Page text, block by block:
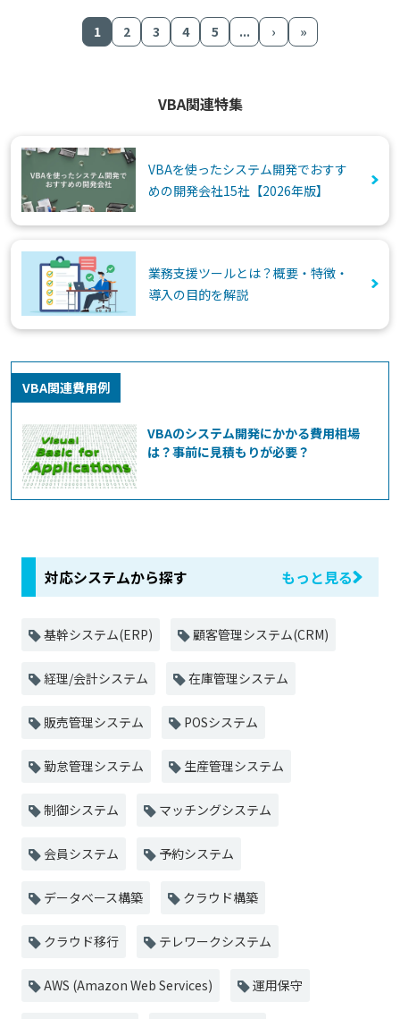
1 2 3 4 5 ... › »
VBA関連特集
VBAを使ったシステム開発でおすす
めの開発会社15社【2026年版】
業務支援ツールとは？概要・特徴・
導入の目的を解説
VBA関連費用例
VBAのシステム開発にかかる費用相場
は？事前に見積もりが必要？
対応システムから探す もっと見る
基幹システム(ERP) 顧客管理システム(CRM)
経理/会計システム 在庫管理システム
販売管理システム POSシステム
勤怠管理システム 生産管理システム
制御システム マッチングシステム
会員システム 予約システム
データベース構築 クラウド構築
クラウド移行 テレワークシステム
AWS (Amazon Web Services) 運用保守